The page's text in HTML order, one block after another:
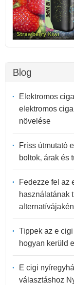
Blog
Elektromos
elektromos
növelése
Friss útmutató
boltok, árak és
Fedezze fel az
használatának
Tippek az e
hogyan kerüld
E cigi
választáshoz